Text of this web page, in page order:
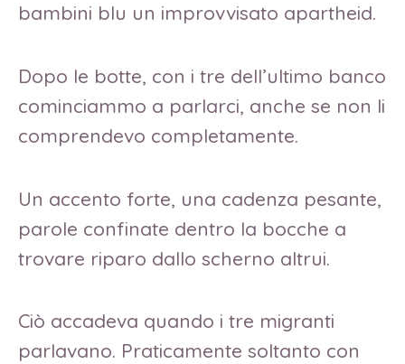
bambini blu un improvvisato apartheid.
Dopo le botte, con i tre dell’ultimo banco
cominciammo a parlarci, anche se non li
comprendevo completamente.
Un accento forte, una cadenza pesante,
parole confinate dentro la bocche a
trovare riparo dallo scherno altrui.
Ciò accadeva quando i tre migranti
parlavano. Praticamente soltanto con